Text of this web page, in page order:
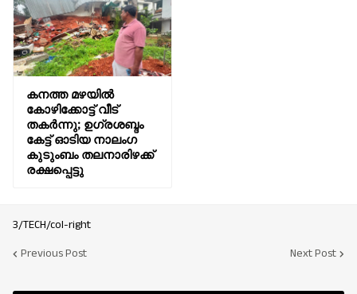
കനത്ത മഴയിൽ
കോഴിക്കോട്ട് വീട്
തകര്‍ന്നു; ഉഗ്രശബ്ദം
കേട്ട് ഓടിയ നാലംഗ
കുടുംബം തലനാരിഴക്ക്
രക്ഷപ്പെട്ടു
3/TECH/col-right
Previous Post
Next Post